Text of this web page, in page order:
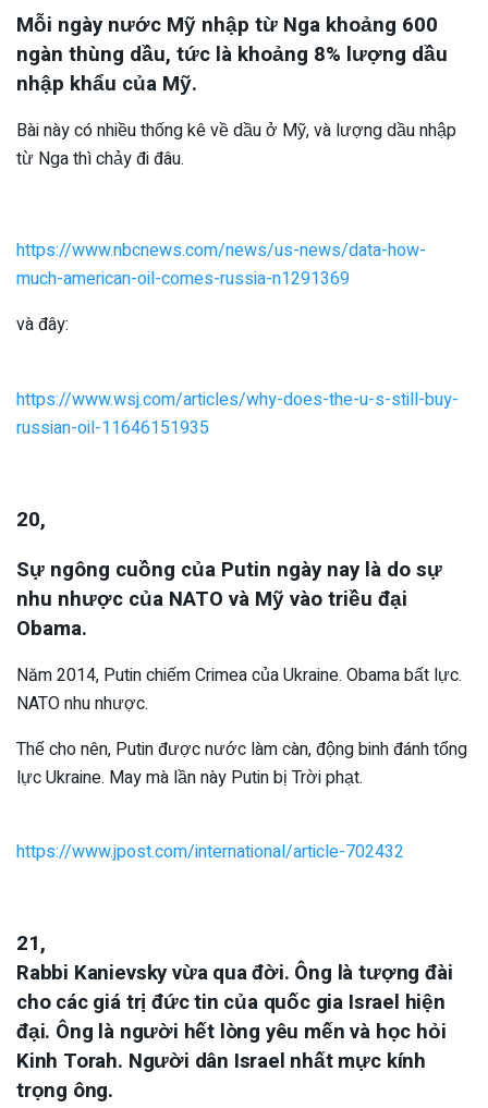
Mỗi ngày nước Mỹ nhập từ Nga khoảng 600
ngàn thùng dầu, tức là khoảng 8% lượng dầu
nhập khẩu của Mỹ.
Bài này có nhiều thống kê về dầu ở Mỹ, và lượng dầu nhập
từ Nga thì chảy đi đâu.
https://www.nbcnews.com/news/us-news/data-how-
much-american-oil-comes-russia-n1291369
và đây:
https://www.wsj.com/articles/why-does-the-u-s-still-buy-
russian-oil-11646151935
20,
Sự ngông cuồng của Putin ngày nay là do sự
nhu nhược của NATO và Mỹ vào triều đại
Obama.
Năm 2014, Putin chiếm Crimea của Ukraine. Obama bất lực.
NATO nhu nhược.
Thế cho nên, Putin được nước làm càn, động binh đánh tổng
lực Ukraine. May mà lần này Putin bị Trời phạt.
https://www.jpost.com/international/article-702432
21,
Rabbi Kanievsky vừa qua đời. Ông là tượng đài
cho các giá trị đức tin của quốc gia Israel hiện
đại. Ông là người hết lòng yêu mến và học hỏi
Kinh Torah. Người dân Israel nhất mực kính
trọng ông.